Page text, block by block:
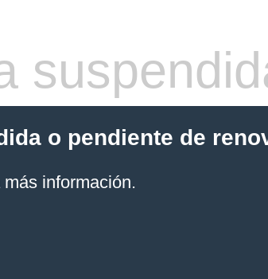
o pendiente de
información.